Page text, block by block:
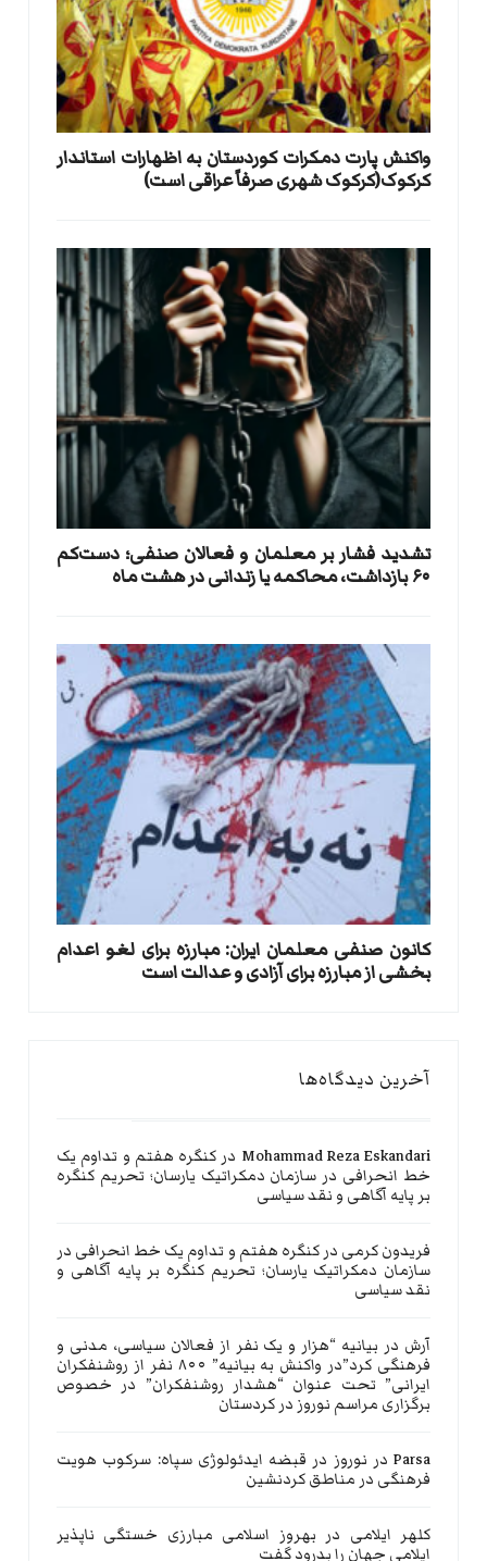
واکنش پارت دمکرات کوردستان به اظهارات استاندار
کرکوک(کرکوک شهری صرفاً عراقی است)
تشدید فشار بر معلمان و فعالان صنفی؛ دست‌کم
۶۰ بازداشت، محاکمه یا زندانی در هشت ماه
کانون صنفی معلمان ایران: مبارزه برای لغو اعدام
بخشی از مبارزه برای آزادی و عدالت است
آخرین دیدگاه‌ها
Mohammad Reza Eskandari در کنگره هفتم و تداوم یک
خط انحرافی در سازمان دمکراتیک یارسان؛ تحریم کنگره
بر پایه آگاهی و نقد سیاسی
فریدون کرمی درکنگره هفتم و تداوم یک خط انحرافی در
سازمان دمکراتیک یارسان؛ تحریم کنگره بر پایه آگاهی و
نقد سیاسی
آرش در بیانیه “هزار و یک نفر از فعالان سیاسی، مدنی و
فرهنگی کرد”در واکنش به بیانیه” ۸۰۰ نفر از روشنفکران
ایرانی” تحت عنوان “هشدار روشنفکران” در خصوص
برگزاری مراسم نوروز در کردستان
Parsa در نوروز در قبضه ایدئولوژی سپاه: سرکوب هویت
فرهنگی در مناطق کردنشین
کلهر ایلامی در بهروز اسلامی مبارزی خستگی ناپذیر
ایلامی جهان را بدرود گفت